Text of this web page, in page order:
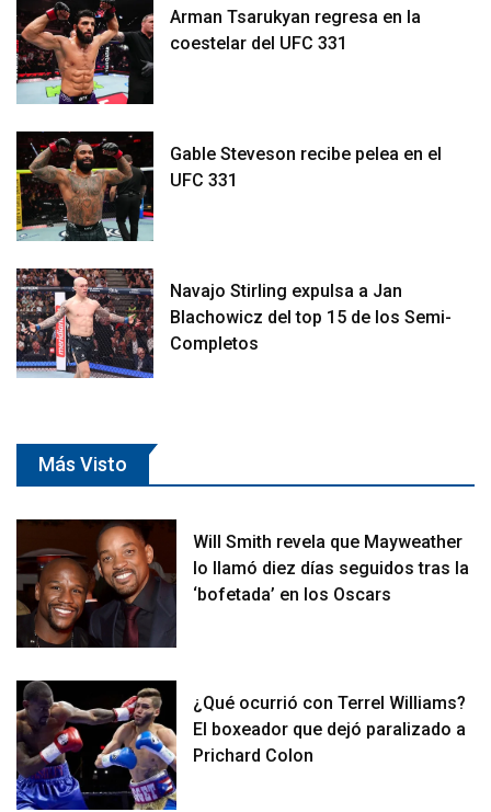
Arman Tsarukyan regresa en la
coestelar del UFC 331
Gable Steveson recibe pelea en el
UFC 331
Navajo Stirling expulsa a Jan
Blachowicz del top 15 de los Semi-
Completos
Más Visto
Will Smith revela que Mayweather
lo llamó diez días seguidos tras la
‘bofetada’ en los Oscars
¿Qué ocurrió con Terrel Williams?
El boxeador que dejó paralizado a
Prichard Colon